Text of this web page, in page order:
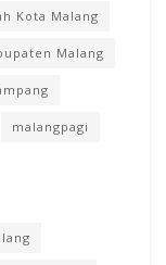
Kota Malang
Malang
malangpagi